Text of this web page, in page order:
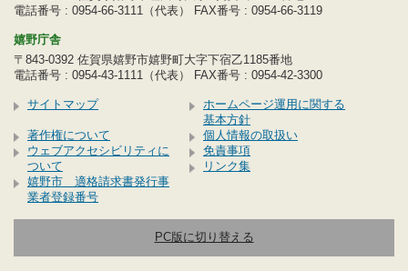
電話番号 : 0954-66-3111（代表） FAX番号 : 0954-66-3119
嬉野庁舎
〒843-0392 佐賀県嬉野市嬉野町大字下宿乙1185番地
電話番号 : 0954-43-1111（代表） FAX番号 : 0954-42-3300
サイトマップ
ホームページ運用に関する
基本方針
著作権について
個人情報の取扱い
ウェブアクセシビリティに
ついて
免責事項
リンク集
嬉野市 適格請求書発行事
業者登録番号
PC版に切り替える